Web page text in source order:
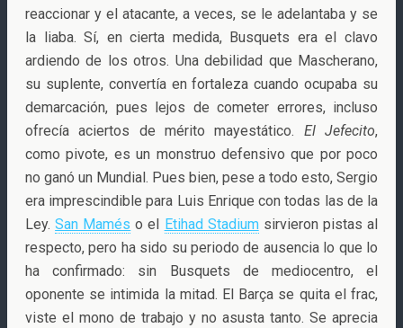
reaccionar y el atacante, a veces, se le adelantaba y se
la liaba. Sí, en cierta medida, Busquets era el clavo
ardiendo de los otros. Una debilidad que Mascherano,
su suplente, convertía en fortaleza cuando ocupaba su
demarcación, pues lejos de cometer errores, incluso
ofrecía aciertos de mérito mayestático. El Jefecito,
como pivote, es un monstruo defensivo que por poco
no ganó un Mundial. Pues bien, pese a todo esto, Sergio
era imprescindible para Luis Enrique con todas las de la
Ley.San Mamés o el Etihad Stadiumsirvieron pistas al
respecto, pero ha sido su periodo de ausencia lo que lo
ha confirmado: sin Busquets de mediocentro, el
oponente se intimida la mitad. El Barça se quita el frac,
viste el mono de trabajo y no asusta tanto. Se aprecia